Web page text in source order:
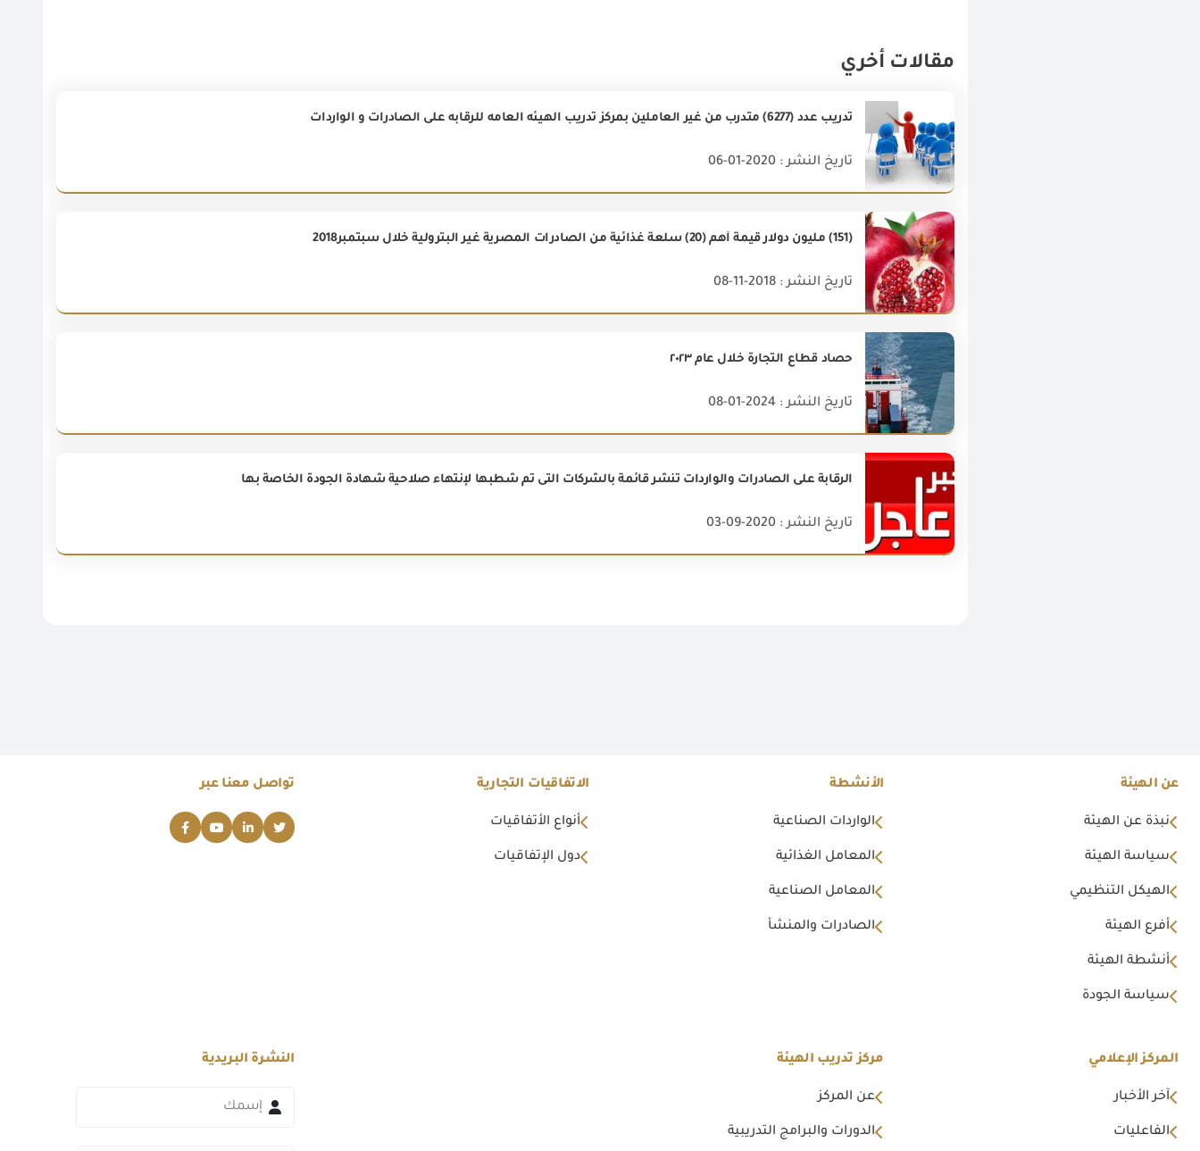
مقالات أخري
تدريب عدد (6277) متدرب من غير العاملين بمركز تدريب الهيئه العامه للرقابه على الصادرات و الواردات
تاريخ النشر : 2020-01-06
(151) مليون دولار قيمة أهم (20) سلعة غذائية من الصادرات المصرية غير البترولية خلال سبتمبر2018
تاريخ النشر : 2018-11-08
حصاد قطاع التجارة خلال عام ٢٠٢٣
تاريخ النشر : 2024-01-08
الرقابة على الصادرات والواردات تنشر قائمة بالشركات التى تم شطبها لإنتهاء صلاحية شهادة الجودة الخاصة بها
تاريخ النشر : 2020-09-03
عن الهيئة
نبذة عن الهيئة
سياسة الهيئة
الهيكل التنظيمي
أفرع الهيئة
أنشطة الهيئة
سياسة الجودة
الأنشطة
الواردات الصناعية
المعامل الغذائية
المعامل الصناعية
الصادرات والمنشأ
الاتفاقيات التجارية
أنواع الأتفاقيات
دول الإتفاقيات
تواصل معنا عبر
المركز الإعلامي
آخر الأخبار
الفاعليات
مركز تدريب الهيئة
عن المركز
الدورات والبرامج التدريبية
النشرة البريدية